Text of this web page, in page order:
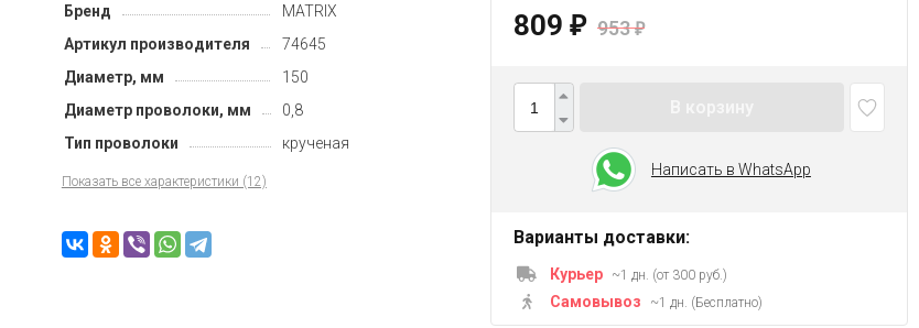
Бренд
MATRIX
Артикул производителя
74645
Диаметр, мм
150
Диаметр проволоки, мм
0,8
Тип проволоки
крученая
Показать все характеристики (12)
809 ₽ 953₽
Написать в WhatsApp
Варианты доставки:
Курьер ~1 дн. (от 300 руб.)
Самовывоз ~1 дн. (Бесплатно)